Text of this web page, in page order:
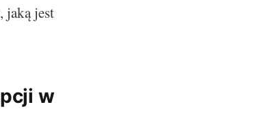
jaką jest
w